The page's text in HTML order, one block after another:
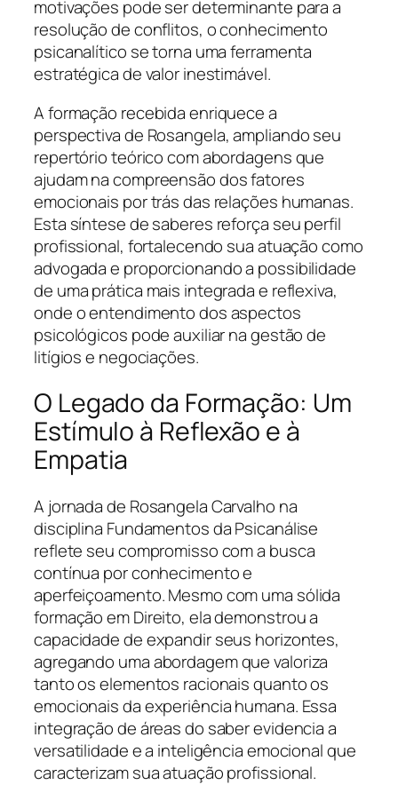
motivações pode ser determinante para a
resolução de conflitos, o conhecimento
psicanalítico se torna uma ferramenta
estratégica de valor inestimável.
A formação recebida enriquece a
perspectiva de Rosangela, ampliando seu
repertório teórico com abordagens que
ajudam na compreensão dos fatores
emocionais por trás das relações humanas.
Esta síntese de saberes reforça seu perfil
profissional, fortalecendo sua atuação como
advogada e proporcionando a possibilidade
de uma prática mais integrada e reflexiva,
onde o entendimento dos aspectos
psicológicos pode auxiliar na gestão de
litígios e negociações.
O Legado da Formação: Um
Estímulo à Reflexão e à
Empatia
A jornada de Rosangela Carvalho na
disciplina Fundamentos da Psicanálise
reflete seu compromisso com a busca
contínua por conhecimento e
aperfeiçoamento. Mesmo com uma sólida
formação em Direito, ela demonstrou a
capacidade de expandir seus horizontes,
agregando uma abordagem que valoriza
tanto os elementos racionais quanto os
emocionais da experiência humana. Essa
integração de áreas do saber evidencia a
versatilidade e a inteligência emocional que
caracterizam sua atuação profissional.